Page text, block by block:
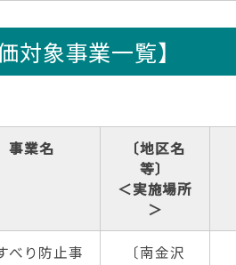
対象事業一覧】
事業名
〔地区名
等〕
＜実施場所
＞
べり防止事
〔南金沢